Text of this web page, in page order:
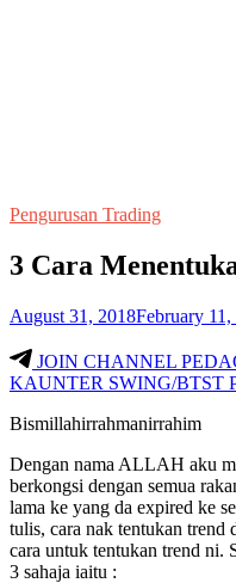
Pengurusan Trading
3 Cara
August 31, 2018February 11,
JOIN CHANNEL
KAUNTER SWING/BTST
Bismillahirrahmanirrahim
Dengan nama ALLAH aku
berkongsi dengan semua
lama ke yang da expired ke
tulis, cara nak tentukan trend
cara untuk tentukan trend ni.
3 sahaja iaitu :